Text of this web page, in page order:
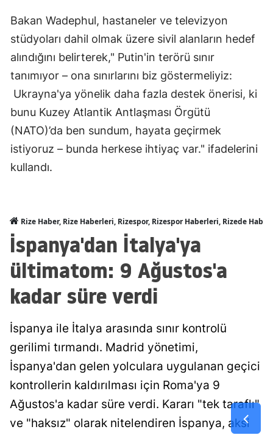
Bakan Wadephul, hastaneler ve televizyon
stüdyoları dahil olmak üzere sivil alanların hedef
alındığını belirterek," Putin'in terörü sınır
tanımıyor – ona sınırlarını biz göstermeliyiz:
Ukrayna'ya yönelik daha fazla destek önerisi, ki
bunu Kuzey Atlantik Antlaşması Örgütü
(NATO)’da ben sundum, hayata geçirmek
istiyoruz – bunda herkese ihtiyaç var." ifadelerini
kullandı.
Rize Haber, Rize Haberleri, Rizespor, Rizespor Haberleri, Rizede
İspanya'dan İtalya'ya
ültimatom: 9 Ağustos'a
kadar süre verdi
İspanya ile İtalya arasında sınır kontrolü
gerilimi tırmandı. Madrid yönetimi,
İspanya'dan gelen yolculara uygulanan geçici
kontrollerin kaldırılması için Roma'ya 9
Ağustos'a kadar süre verdi. Kararı "tek taraflı"
ve "haksız" olarak nitelendiren İspanya, aksi